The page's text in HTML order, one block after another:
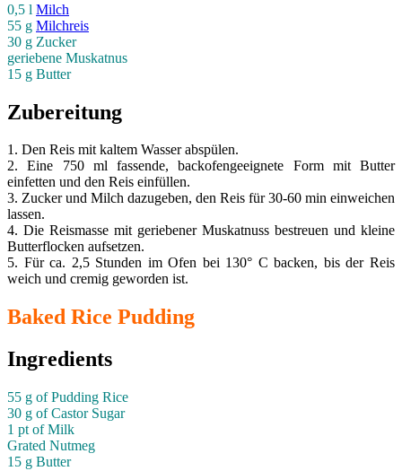
0,5 l Milch
55 g Milchreis
30 g Zucker
geriebene Muskatnus
15 g Butter
Zubereitung
1. Den Reis mit kaltem Wasser abspülen.
2. Eine 750 ml fassende, backofengeeignete Form mit Butter
einfetten und den Reis einfüllen.
3. Zucker und Milch dazugeben, den Reis für 30-60 min einweichen
lassen.
4. Die Reismasse mit geriebener Muskatnuss bestreuen und kleine
Butterflocken aufsetzen.
5. Für ca. 2,5 Stunden im Ofen bei 130° C backen, bis der Reis
weich und cremig geworden ist.
Baked Rice Pudding
Ingredients
55 g of Pudding Rice
30 g of Castor Sugar
1 pt of Milk
Grated Nutmeg
15 g Butter